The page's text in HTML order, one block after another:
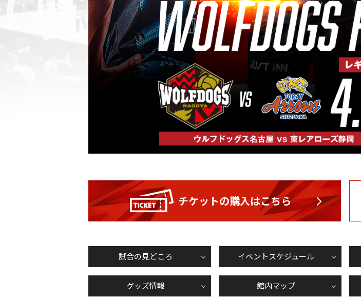
チケットの購入はこちら
試合の見どころ イベントスケジュール
グッズ情報 館内マップ